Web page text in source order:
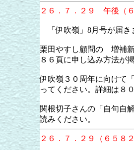
２６．７．２９ 午後（６
「伊吹嶺」8月号が届き
栗田やすし顧問の 増補
８６頁に申し込み方法が
伊吹嶺３０周年に向けて
ってください。詳細は８
関根切子さんの「自句自
読みください。
２６．７．２９（６５８２